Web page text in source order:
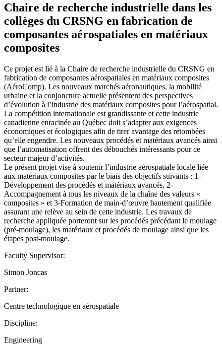
Chaire de recherche industrielle dans les
collèges du CRSNG en fabrication de
composantes aérospatiales en matériaux
composites
Ce projet est lié à la Chaire de recherche industrielle du CRSNG en
fabrication de composantes aérospatiales en matériaux composites
(AéroComp). Les nouveaux marchés aéronautiques, la mobilité
urbaine et la conjoncture actuelle présentent des perspectives
d’évolution à l’industrie des matériaux composites pour l’aérospatial.
La compétition internationale est grandissante et cette industrie
canadienne enracinée au Québec doit s’adapter aux exigences
économiques et écologiques afin de tirer avantage des retombées
qu’elle engendre. Les nouveaux procédés et matériaux avancés ainsi
que l’automatisation offrent des débouchés intéressants pour ce
secteur majeur d’activités.
Le présent projet vise à soutenir l’industrie aérospatiale locale liée
aux matériaux composites par le biais des objectifs suivants : 1-
Développement des procédés et matériaux avancés, 2-
Accompagnement à tous les niveaux de la chaîne des valeurs «
composites » et 3-Formation de main-d’œuvre hautement qualifiée
assurant une relève au sein de cette industrie. Les travaux de
recherche appliquée porteront sur les procédés précédant le moulage
(pré-moulage), les matériaux et procédés de moulage ainsi que les
étapes post-moulage.
Faculty Supervisor:
Simon Joncas
Partner:
Centre technologique en aérospatiale
Discipline:
Engineering